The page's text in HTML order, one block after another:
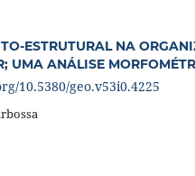
ESTRUTURAL NA
UMA ANÁLISE
10.5380/geo.v53i0.4225